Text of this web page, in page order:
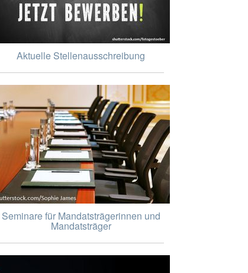
Aktuelle Stellenausschreibung
Seminare für Mandatsträgerinnen und
Mandatsträger